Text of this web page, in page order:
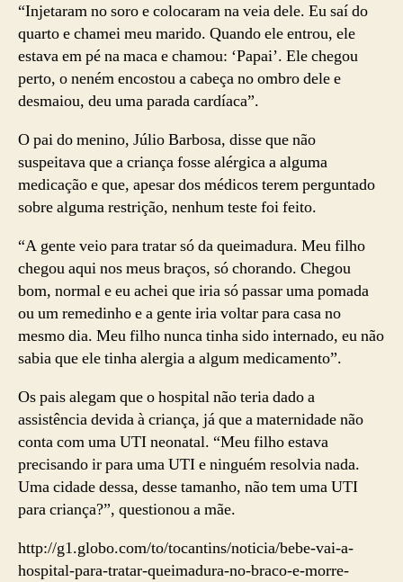
“Injetaram no soro e colocaram na veia dele. Eu saí do
quarto e chamei meu marido. Quando ele entrou, ele
estava em pé na maca e chamou: ‘Papai’. Ele chegou
perto, o neném encostou a cabeça no ombro dele e
desmaiou, deu uma parada cardíaca”.
O pai do menino, Júlio Barbosa, disse que não
suspeitava que a criança fosse alérgica a alguma
medicação e que, apesar dos médicos terem perguntado
sobre alguma restrição, nenhum teste foi feito.
“A gente veio para tratar só da queimadura. Meu filho
chegou aqui nos meus braços, só chorando. Chegou
bom, normal e eu achei que iria só passar uma pomada
ou um remedinho e a gente iria voltar para casa no
mesmo dia. Meu filho nunca tinha sido internado, eu não
sabia que ele tinha alergia a algum medicamento”.
Os pais alegam que o hospital não teria dado a
assistência devida à criança, já que a maternidade não
conta com uma UTI neonatal. “Meu filho estava
precisando ir para uma UTI e ninguém resolvia nada.
Uma cidade dessa, desse tamanho, não tem uma UTI
para criança?”, questionou a mãe.
http://g1.globo.com/to/tocantins/noticia/bebe-vai-a-
hospital-para-tratar-queimadura-no-braco-e-morre-